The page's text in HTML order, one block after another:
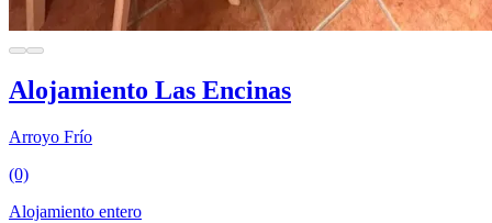
Alojamiento Las Encinas
Arroyo Frío
(0)
Alojamiento entero